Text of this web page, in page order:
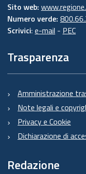
Sito web:
Numero verde:
Scrivici: e-mail - PEC
Trasparenza
Amministrazione
Note legali e
Privacy e Cookie
Dichiarazione di
Redazione